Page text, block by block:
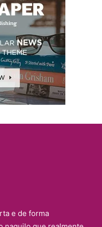
e de forma